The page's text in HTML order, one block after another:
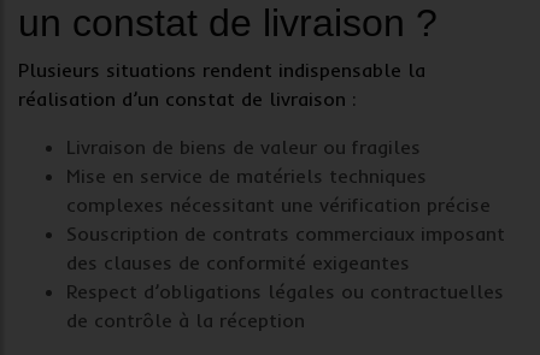
un constat de livraison ?
Plusieurs situations rendent indispensable la
réalisation d’un constat de livraison :
Livraison de biens de valeur ou fragiles
Mise en service de matériels techniques
complexes nécessitant une vérification précise
Souscription de contrats commerciaux imposant
des clauses de conformité exigeantes
Respect d’obligations légales ou contractuelles
de contrôle à la réception